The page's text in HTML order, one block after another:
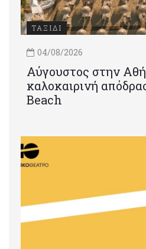
ΤΑΞΙΔΙ
04/08/2026
Αύγουστος στην
καλοκαιρινή
Beach